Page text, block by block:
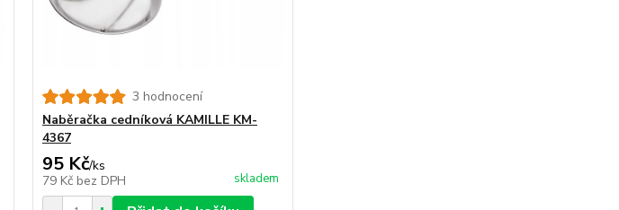
3 hodnocení
Naběračka cedníková KAMILLE KM-
4367
95 Kč/ks
79 Kč bez DPH skladem